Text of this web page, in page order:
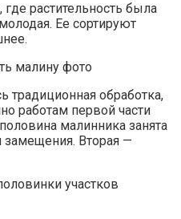
растительность была
Ее сортируют
традиционная обработка,
работам первой части
малинника занята
Вторая —
участков